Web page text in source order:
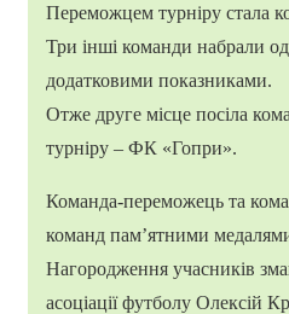
Переможцем турніру стала
Три інші команди набрали
додатковими показниками.
Отже друге місце посіла
турніру – ФК «Гопри».
Команда-переможець та
команд пам’ятними
Нагородження учасників
асоціації футболу Олексій